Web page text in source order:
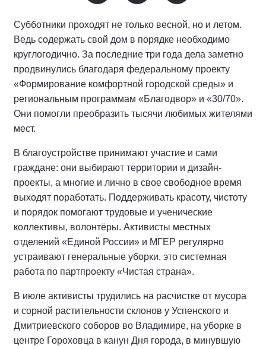
Субботники проходят не только весной, но и летом.
Ведь содержать свой дом в порядке необходимо
круглогодично. За последние три года дела заметно
продвинулись благодаря федеральному проекту
«Формирование комфортной городской среды» и
региональным программам «Благодвор» и «30/70».
Они помогли преобразить тысячи любимых жителями
мест.
В благоустройстве принимают участие и сами
граждане: они выбирают территории и дизайн-
проекты, а многие и лично в свое свободное время
выходят поработать. Поддерживать красоту, чистоту
и порядок помогают трудовые и ученические
коллективы, волонтёры. Активисты местных
отделений «Единой России» и МГЕР регулярно
устраивают генеральные уборки, это системная
работа по партпроекту «Чистая страна».
В июле активисты трудились на расчистке от мусора
и сорной растительности склонов у Успенского и
Дмитриевского соборов во Владимире, на уборке в
центре Гороховца в канун Дня города, в минувшую